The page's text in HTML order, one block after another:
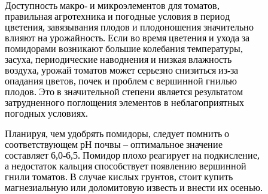
Доступность макро- и микроэлементов для томатов,
правильная агротехника и погодные условия в период
цветения, завязывания плодов и плодоношения значительно
влияют на урожайность. Если во время цветения и ухода за
помидорами возникают большие колебания температуры,
засуха, периодические наводнения и низкая влажность
воздуха, урожай томатов может серьезно снизиться из-за
опадания цветов, почек и проблем с вершинной гнилью
плодов. Это в значительной степени является результатом
затрудненного поглощения элементов в неблагоприятных
погодных условиях.
Планируя, чем удобрять помидоры, следует помнить о
соответствующем рН почвы – оптимальное значение
составляет 6,0-6,5. Помидор плохо реагирует на подкисление,
а недостаток кальция способствует появлению вершинной
гнили томатов. В случае кислых грунтов, стоит купить
магнезиальную или доломитовую известь и внести их осенью.